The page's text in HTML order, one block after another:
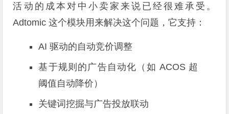
活动的成本对中小卖家来说已经很难承受。
Adtomic 这个模块用来解决这个问题，它支持：
AI 驱动的自动竞价调整
基于规则的广告自动化（如 ACOS 超
阈值自动降价）
关键词挖掘与广告投放联动